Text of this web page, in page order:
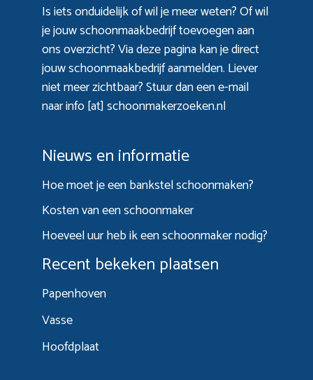
Is iets onduidelijk of wil je meer weten? Of wil
je jouw schoonmaakbedrijf toevoegen aan
ons overzicht? Viadeze paginakan je direct
jouw schoonmaakbedrijf aanmelden. Liever
niet meer zichtbaar? Stuur dan een e-mail
naar info [at] schoonmakerzoeken.nl
Nieuws en informatie
Hoe moet je een bankstel schoonmaken?
Kosten van een schoonmaker
Hoeveel uur heb ik een schoonmaker nodig?
Recent bekeken plaatsen
Papenhoven
Vasse
Hoofdplaat